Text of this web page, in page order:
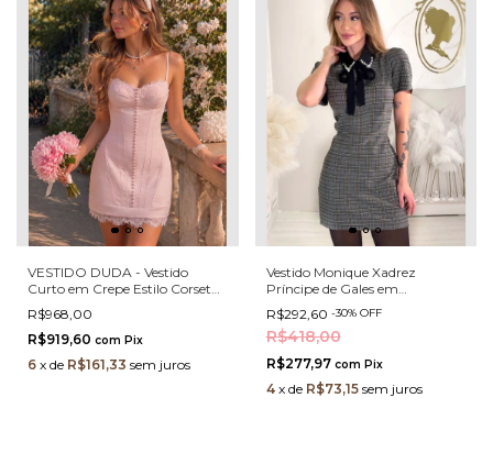
VESTIDO DUDA - Vestido
Curto em Crepe Estilo Corset
Chérie com Renda Chantilly
R$968,00
R$919,60 com Pix
6 x de R$161,33 sem juros
Vestido Monique Xadrez
Príncipe de Gales em
Alfaiataria com Elastano e
Gravata Removível
R$292,60 -30% OFF
R$418,00
R$277,97 com Pix
4 x de R$73,15 sem juros